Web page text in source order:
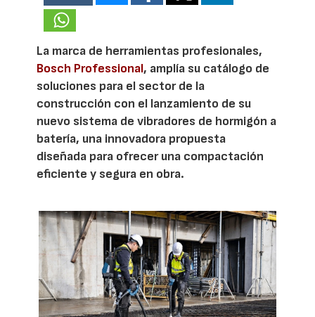
La marca de herramientas profesionales,
Bosch Professional, amplía su catálogo de
soluciones para el sector de la
construcción con el lanzamiento de su
nuevo sistema de vibradores de hormigón a
batería, una innovadora propuesta
diseñada para ofrecer una compactación
eficiente y segura en obra.